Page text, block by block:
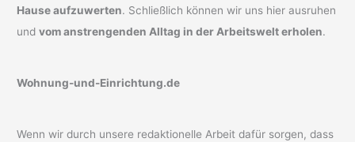
Hause aufzuwerten. Schließlich können wir uns hier ausruhen
undvom anstrengenden Alltag in der Arbeitswelt erholen.
Wohnung-und-Einrichtung.de
Wenn wir durch unsere redaktionelle Arbeit dafür sorgen, dass